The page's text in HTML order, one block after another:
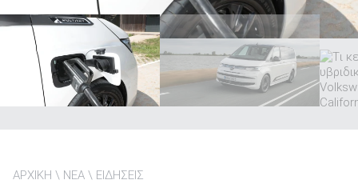
βρες το!
Καινούρια
ΑΡΧΙΚΗ ΝΕΑ ΕΙΔΗΣΕΙΣ